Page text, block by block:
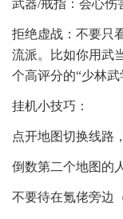
武器/戒指：会心伤
拒绝虚战：不要只
流派。比如你用武
个高评分的“少林武
挂机小技巧：
点开地图切换线路
倒数第二个地图的
不要待在氪佬旁边